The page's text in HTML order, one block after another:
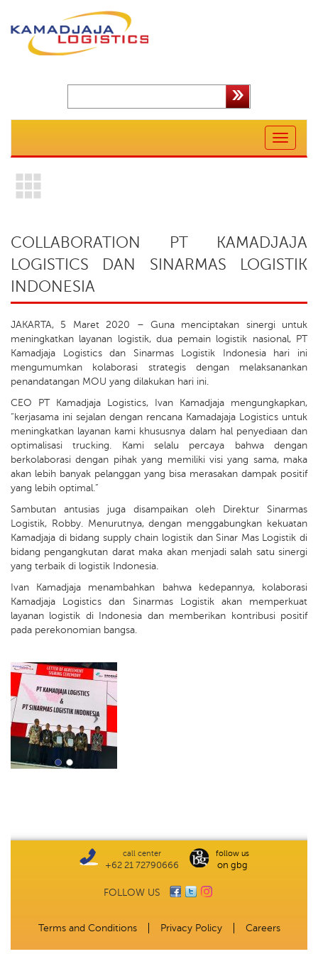
Toggle
navigation
COLLABORATION PT KAMADJAJA
LOGISTICS DAN SINARMAS LOGISTIK
INDONESIA
JAKARTA, 5 Maret 2020 – Guna menciptakan sinergi untuk
meningkatkan layanan logistik, dua pemain logistik nasional, PT
Kamadjaja Logistics dan Sinarmas Logistik Indonesia hari ini
mengumumkan kolaborasi strategis dengan melaksanankan
penandatangan MOU yang dilakukan hari ini.
CEO PT Kamadjaja Logistics, Ivan Kamadjaja mengungkapkan,
“kerjasama ini sejalan dengan rencana Kamadajaja Logistics untuk
meningkatkan layanan kami khususnya dalam hal penyediaan dan
optimalisasi trucking. Kami selalu percaya bahwa dengan
berkolaborasi dengan pihak yang memiliki visi yang sama, maka
akan lebih banyak pelanggan yang bisa merasakan dampak positif
yang lebih optimal.”
Sambutan antusias juga disampaikan oleh Direktur Sinarmas
Logistik, Robby. Menurutnya, dengan menggabungkan kekuatan
Kamadjaja di bidang supply chain logistik dan Sinar Mas Logistik di
bidang pengangkutan darat maka akan menjadi salah satu sinergi
yang terbaik di logistik Indonesia.
Ivan Kamadjaja menambahkan bahwa kedepannya, kolaborasi
Kamadjaja Logistics dan Sinarmas Logistik akan memperkuat
layanan logistik di Indonesia dan memberikan kontribusi positif
pada perekonomian bangsa.
call center
+62 21 72790666
follow us
on gbg
FOLLOW US
Terms and Conditions Privacy Policy Careers